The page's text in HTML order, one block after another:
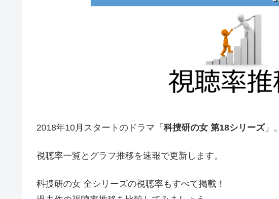
2018年10月スタートのドラマ「 科捜研の女 第18シリーズ」。
視聴率一覧とグラフ推移を速報で更新します。
科捜研の女 全シリーズの視聴率もすべて掲載！